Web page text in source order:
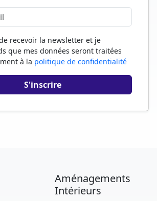
recevoir la newsletter et je
que mes données seront traitées
à la politique de confidentialité
Aménagements
Intérieurs